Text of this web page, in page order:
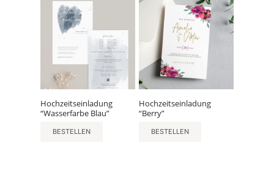
Hochzeitseinladung
“Wasserfarbe Blau”
BESTELLEN
Hochzeitseinladung
“Berry”
BESTELLEN